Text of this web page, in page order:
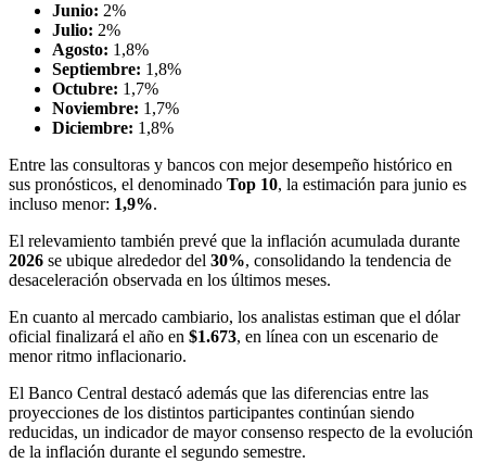
Junio: 2%
Julio: 2%
Agosto: 1,8%
Septiembre: 1,8%
Octubre: 1,7%
Noviembre: 1,7%
Diciembre: 1,8%
Entre las consultoras y bancos con mejor desempeño histórico en
sus pronósticos, el denominado Top 10, la estimación para junio es
incluso menor: 1,9%.
El relevamiento también prevé que la inflación acumulada durante
2026 se ubique alrededor del 30%, consolidando la tendencia de
desaceleración observada en los últimos meses.
En cuanto al mercado cambiario, los analistas estiman que el dólar
oficial finalizará el año en $1.673, en línea con un escenario de
menor ritmo inflacionario.
El Banco Central destacó además que las diferencias entre las
proyecciones de los distintos participantes continúan siendo
reducidas, un indicador de mayor consenso respecto de la evolución
de la inflación durante el segundo semestre.